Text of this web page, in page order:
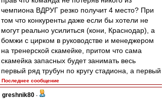
чемпиона ВДРУГ резко получит 4 место? При
том что конкуренты даже если бы хотели не
могут реально усилиться (кони, Краснодар), а
бомжи с цирком в руководстве и менеджером
на тренерской скамейке, притом что сама
скамейка запасных будет занимать весь
первый ряд трубун по кругу стадиона, а первый
Последнее сообщение
greshnik80 -